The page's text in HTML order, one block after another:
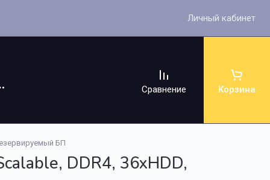
Личный кабинет
Сравнение Корзина
БП
DDR4, 36xHDD,